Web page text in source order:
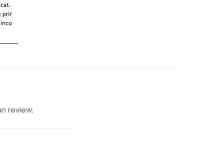
review.